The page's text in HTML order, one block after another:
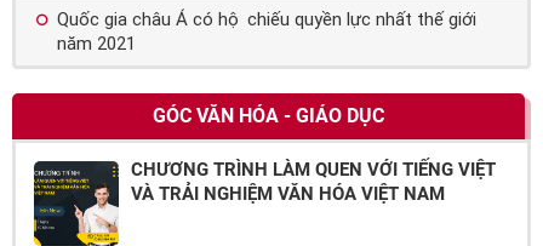
Quốc gia châu Á có hộ chiếu quyền lực nhất thế giới
năm 2021
GÓC VĂN HÓA - GIÁO DỤC
CHƯƠNG TRÌNH LÀM QUEN VỚI TIẾNG VIỆT
VÀ TRẢI NGHIỆM VĂN HÓA VIỆT NAM